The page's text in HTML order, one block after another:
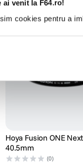
ai venit la F64.ro!
cookies pentru a
Hoya Fusion ONE
40.5mm
(0)